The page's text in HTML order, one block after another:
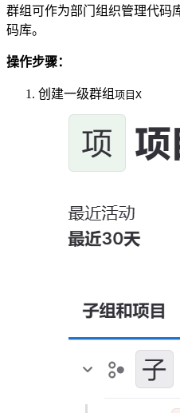
群组可作为部门组织管理代码
码库。
操作步骤：
创建一级群组 项目X